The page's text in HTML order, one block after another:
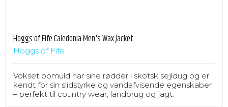
Hoggs of Fife Caledonia Men's Wax Jacket
Hoggs of Fife
Vokset bomuld har sine rødder i skotsk sejldug og er
kendt for sin slidstyrke og vandafvisende egenskaber
– perfekt til country wear, landbrug og jagt.